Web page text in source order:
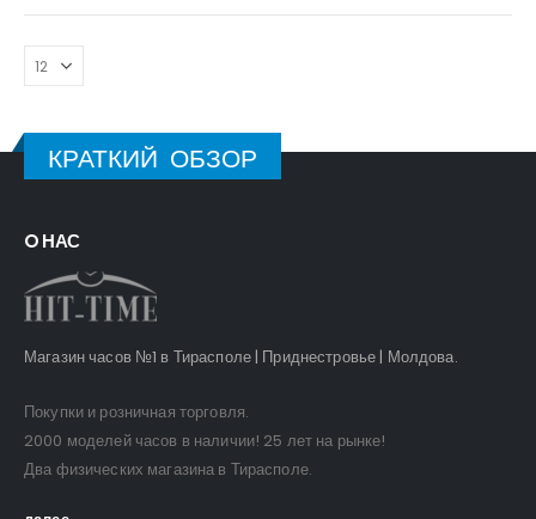
КРАТКИЙ ОБЗОР
O НАС
Магазин часов №1 в Тирасполе | Приднестровье | Молдова.
Покупки и розничная торговля.
2000 моделей часов в наличии! 25 лет на рынке!
Два физических магазина в Тирасполе.